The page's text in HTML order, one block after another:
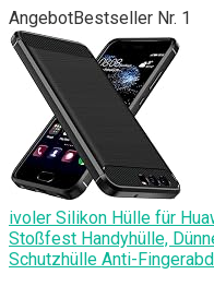
AngebotBestseller Nr. 1
ivoler Silikon Hülle für
Stoßfest Handyhülle,
Schutzhülle Anti-